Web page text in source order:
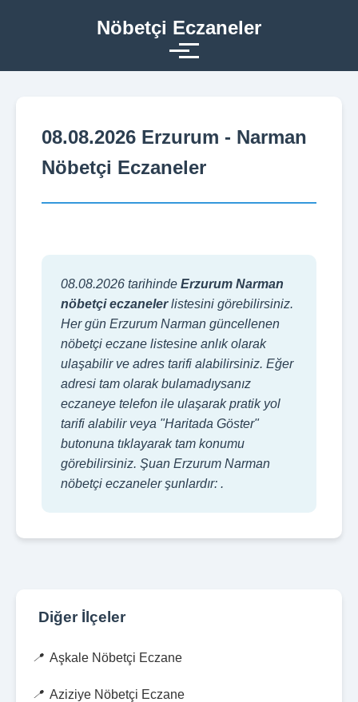
Nöbetçi Eczaneler
08.08.2026 Erzurum - Narman
Nöbetçi Eczaneler
08.08.2026 tarihinde Erzurum Narman
nöbetçi eczanelerlistesini görebilirsiniz.
Her gün Erzurum Narman güncellenen
nöbetçi eczane listesine anlık olarak
ulaşabilir ve adres tarifi alabilirsiniz. Eğer
adresi tam olarak bulamadıysanız
eczaneye telefon ile ulaşarak pratik yol
tarifi alabilir veya "Haritada Göster"
butonuna tıklayarak tam konumu
görebilirsiniz. Şuan Erzurum Narman
nöbetçi eczaneler şunlardır: .
Diğer İlçeler
Aşkale Nöbetçi Eczane
Aziziye Nöbetçi Eczane